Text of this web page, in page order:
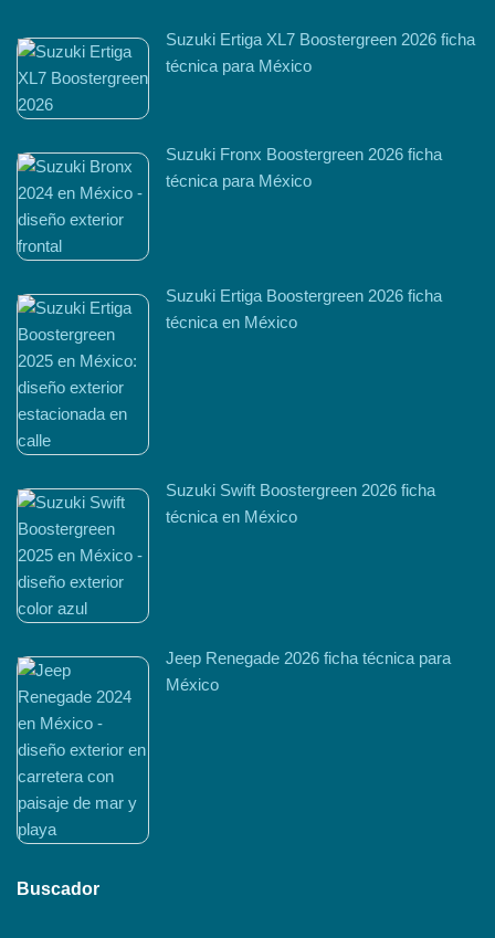
Suzuki Ertiga XL7 Boostergreen 2026 ficha
técnica para México
Suzuki Fronx Boostergreen 2026 ficha
técnica para México
Suzuki Ertiga Boostergreen 2026 ficha
técnica en México
Suzuki Swift Boostergreen 2026 ficha
técnica en México
Jeep Renegade 2026 ficha técnica para
México
Buscador